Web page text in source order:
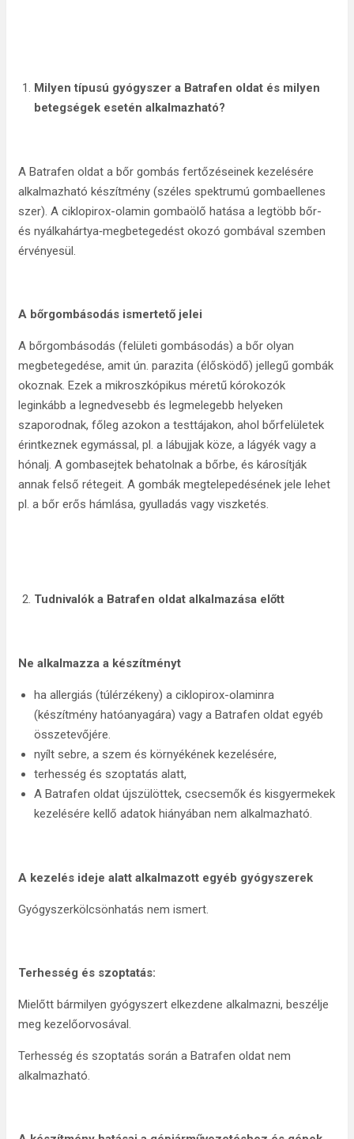
Milyen típusú gyógyszer a Batrafen oldat és milyen
betegségek esetén alkalmazható?
A Batrafen oldat a bőr gombás fertőzéseinek kezelésére
alkalmazható készítmény (széles spektrumú gombaellenes
szer). A ciklopirox-olamin gombaölő hatása a legtöbb bőr-
és nyálkahártya‑megbetegedést okozó gombával szemben
érvényesül.
A bőrgombásodás ismertető jelei
A bőrgombásodás (felületi gombásodás) a bőr olyan
megbetegedése, amit ún. parazita (élősködő) jellegű gombák
okoznak. Ezek a mikroszkópikus méretű kórokozók
leginkább a legnedvesebb és legmelegebb helyeken
szaporodnak, főleg azokon a testtájakon, ahol bőrfelületek
érintkeznek egymással, pl. a lábujjak köze, a lágyék vagy a
hónalj. A gombasejtek behatolnak a bőrbe, és károsítják
annak felső rétegeit. A gombák megtelepedésének jele lehet
pl. a bőr erős hámlása, gyulladás vagy viszketés.
Tudnivalók a Batrafen oldat alkalmazása előtt
Ne alkalmazza a készítményt
ha allergiás (túlérzékeny) a ciklopirox-olaminra
(készítmény hatóanyagára) vagy a Batrafen oldat egyéb
összetevőjére.
nyílt sebre, a szem és környékének kezelésére,
terhesség és szoptatás alatt,
A Batrafen oldat újszülöttek, csecsemők és kisgyermekek
kezelésére kellő adatok hiányában nem alkalmazható.
A kezelés ideje alatt alkalmazott egyéb gyógyszerek
Gyógyszerkölcsönhatás nem ismert.
Terhesség és szoptatás:
Mielőtt bármilyen gyógyszert elkezdene alkalmazni, beszélje
meg kezelőorvosával.
Terhesség és szoptatás során a Batrafen oldat nem
alkalmazható.